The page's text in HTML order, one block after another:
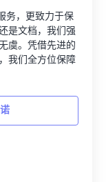
务，更致力于保
是文档，我们强
虞。凭借先进的
我们全方位保障